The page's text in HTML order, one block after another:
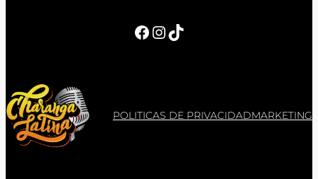
Facebook InstagramTikTok
POLITICAS DE PRIVACIDADMARKETING